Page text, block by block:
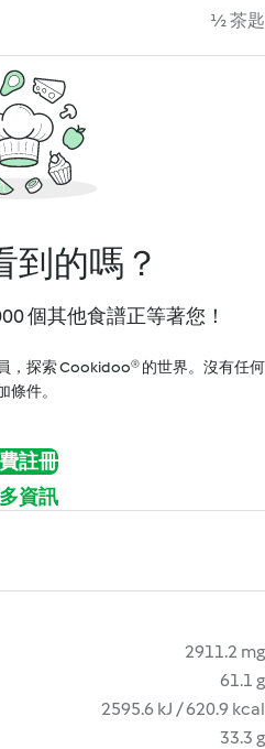
½ 茶匙
到的嗎？
個其他食譜正等著您！
，探索 Cookidoo® 的世界。沒有任何
條件。
註冊
資訊
2911.2 mg
61.1 g
2595.6 kJ / 620.9 kcal
33.3 g